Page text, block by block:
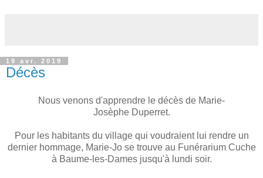
19 avr. 2019
Décès
Nous venons d'apprendre le décès de Marie-
Josèphe Duperret.
Pour les habitants du village qui voudraient lui rendre un
dernier hommage, Marie-Jo se trouve au Funérarium Cuche
à Baume-les-Dames jusqu'à lundi soir.